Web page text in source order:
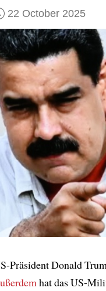
22 October 2025
Präsident Donald
hat das US-